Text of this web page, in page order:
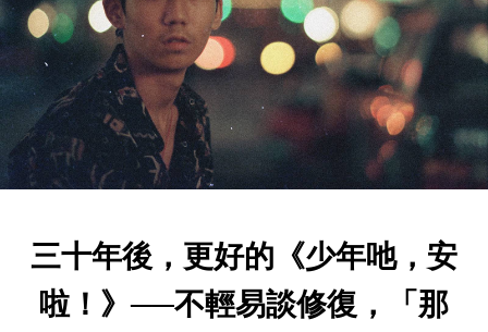
三十年後，更好的《少年吔，安
啦！》──不輕易談修復，「那